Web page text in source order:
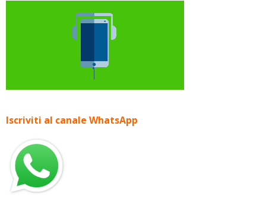
Iscriviti al canale WhatsApp